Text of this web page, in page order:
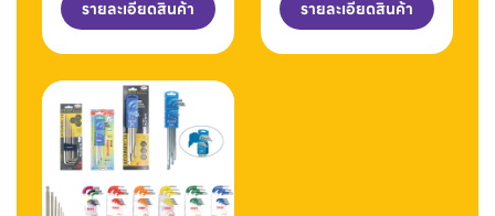
รายละเอียดสินค้า รายละเอียดสินค้า